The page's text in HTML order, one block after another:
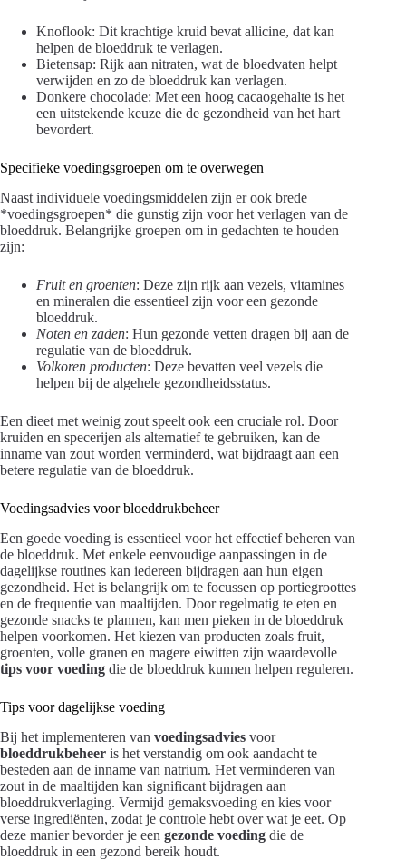
Knoflook: Dit krachtige kruid bevat allicine, dat kan
helpen de bloeddruk te verlagen.
Bietensap: Rijk aan nitraten, wat de bloedvaten helpt
verwijden en zo de bloeddruk kan verlagen.
Donkere chocolade: Met een hoog cacaogehalte is het
een uitstekende keuze die de gezondheid van het hart
bevordert.
Specifieke voedingsgroepen om te overwegen
Naast individuele voedingsmiddelen zijn er ook brede
*voedingsgroepen* die gunstig zijn voor het verlagen van de
bloeddruk. Belangrijke groepen om in gedachten te houden
zijn:
Fruit en groenten: Deze zijn rijk aan vezels, vitamines
en mineralen die essentieel zijn voor een gezonde
bloeddruk.
Noten en zaden: Hun gezonde vetten dragen bij aan de
regulatie van de bloeddruk.
Volkoren producten: Deze bevatten veel vezels die
helpen bij de algehele gezondheidsstatus.
Een dieet met weinig zout speelt ook een cruciale rol. Door
kruiden en specerijen als alternatief te gebruiken, kan de
inname van zout worden verminderd, wat bijdraagt aan een
betere regulatie van de bloeddruk.
Voedingsadvies voor bloeddrukbeheer
Een goede voeding is essentieel voor het effectief beheren van
de bloeddruk. Met enkele eenvoudige aanpassingen in de
dagelijkse routines kan iedereen bijdragen aan hun eigen
gezondheid. Het is belangrijk om te focussen op portiegroottes
en de frequentie van maaltijden. Door regelmatig te eten en
gezonde snacks te plannen, kan men pieken in de bloeddruk
helpen voorkomen. Het kiezen van producten zoals fruit,
groenten, volle granen en magere eiwitten zijn waardevolle
tips voor voeding die de bloeddruk kunnen helpen reguleren.
Tips voor dagelijkse voeding
Bij het implementeren van voedingsadvies voor
bloeddrukbeheer is het verstandig om ook aandacht te
besteden aan de inname van natrium. Het verminderen van
zout in de maaltijden kan significant bijdragen aan
bloeddrukverlaging. Vermijd gemaksvoeding en kies voor
verse ingrediënten, zodat je controle hebt over wat je eet. Op
deze manier bevorder je een gezonde voeding die de
bloeddruk in een gezond bereik houdt.